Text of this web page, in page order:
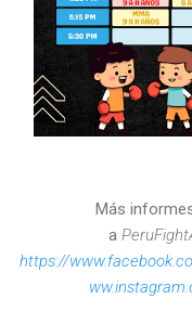
Más
a
https://